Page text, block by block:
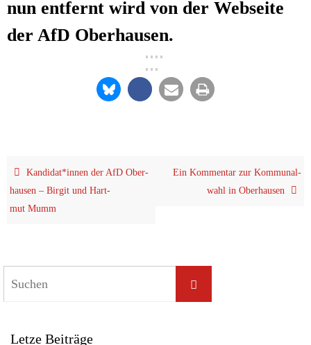
nun ent­fernt wird von der Web­sei­te
der AfD Oberhausen.
Kandidat*innen der AfD Ober­
hau­sen – Bir­git und Hart­
mut Mumm
Ein Kom­men­tar zur Kom­mu­nal­
wahl in Oberhausen
Let­ze Beiträge